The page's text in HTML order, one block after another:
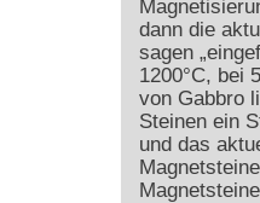
dann die
sagen
1200°C, bei
von Gabbro
Steinen ein
und das